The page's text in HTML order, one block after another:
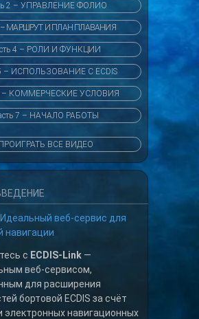
2 – УПРАВЛЕНИЕ ФОЛИО
– МАРШРУТ И ПЛАН ПЛАВАНИЯ
4 – РОЛИ И ФУНКЦИИ
– ИСПОЛЬЗОВАНИЕ С ECDIS
– КОММЕРЧЕСКИЕ УСЛОВИЯ
7 – НАЧАЛО РАБОТЫ
ПРОИГРАТЬ ВСЕ ВИДЕО
с ECDIS-Link —
веб-сервисом,
для расширения
бортовой ECDIS за счёт
электронных навигационных
Идеальный веб-сервис для
навигации